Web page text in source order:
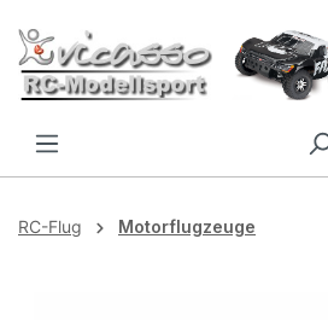
Zum Hauptinhalt springen
RC-Flug Motorflugzeuge